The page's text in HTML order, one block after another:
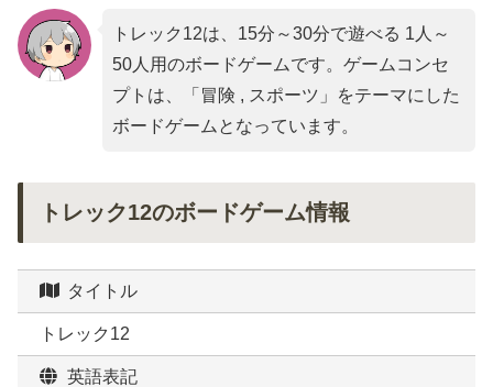
トレック12は、15分～30分で遊べる 1人～
50人用のボードゲームです。ゲームコンセ
プトは、「 冒険 , スポーツ 」をテーマにした
ボードゲームとなっています。
トレック12のボードゲーム情報
タイトル
トレック12
英語表記